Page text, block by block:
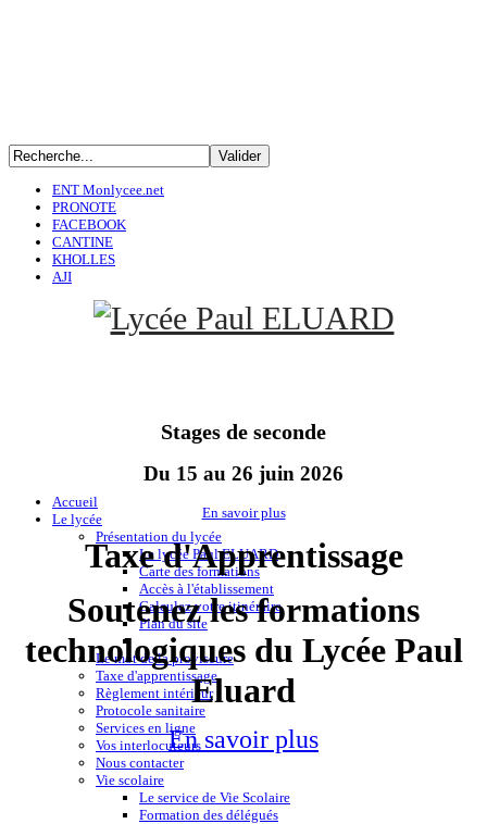
ENT Monlycee.net
PRONOTE
FACEBOOK
CANTINE
KHOLLES
AJI
Accueil
Le lycée
Présentation du lycée
Le lycée Paul ELUARD
Carte des formations
Accès à l'établissement
Calculez votre itinéraire
Plan du site
Le mot de la proviseure
Taxe d'apprentissage
Règlement intérieur
Protocole sanitaire
Services en ligne
Vos interlocuteurs
Nous contacter
Vie scolaire
Le service de Vie Scolaire
Formation des délégués
Stages de seconde
Du 15 au 26 juin 2026
En savoir plus
Taxe d'Apprentissage
Soutenez les formations
technologiques du Lycée Paul
Eluard
En savoir plus